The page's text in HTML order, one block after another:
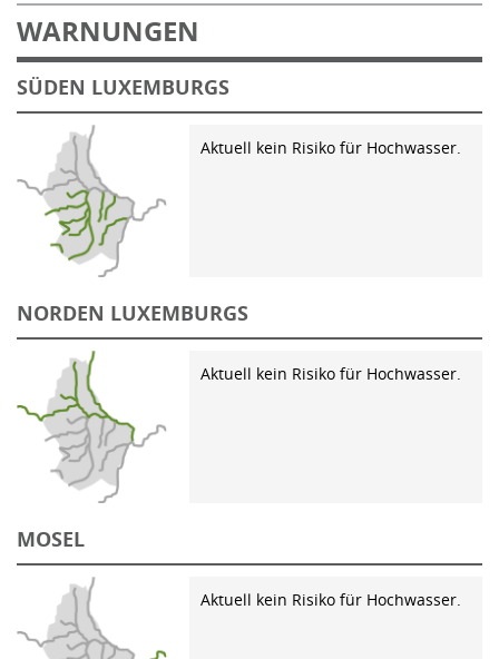
WARNUNGEN
SÜDEN LUXEMBURGS
Aktuell kein Risiko für Hochwasser.
NORDEN LUXEMBURGS
Aktuell kein Risiko für Hochwasser.
MOSEL
Aktuell kein Risiko für Hochwasser.